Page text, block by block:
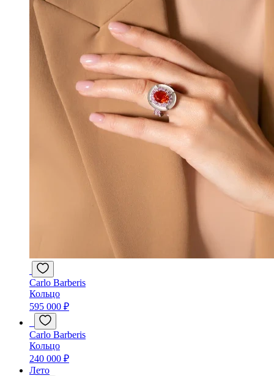
Carlo Barberis
Кольцо
595 000 ₽
Carlo Barberis
Кольцо
240 000 ₽
Лето